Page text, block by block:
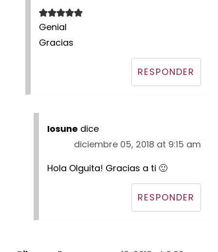
Genial
Gracias
RESPONDER
Iosune dice
diciembre 05, 2018 at 9:15 am
Hola Olguita! Gracias a ti 🙂
RESPONDER